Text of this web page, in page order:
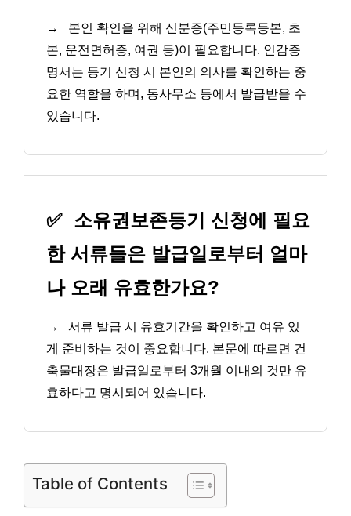
→
본인 확인을 위해 신분증(주민등록등본, 초
본, 운전면허증, 여권 등)이 필요합니다. 인감증
명서는 등기 신청 시 본인의 의사를 확인하는 중
요한 역할을 하며, 동사무소 등에서 발급받을 수
있습니다.
✅ 소유권보존등기 신청에 필요
한 서류들은 발급일로부터 얼마
나 오래 유효한가요?
→
서류 발급 시 유효기간을 확인하고 여유 있
게 준비하는 것이 중요합니다. 본문에 따르면 건
축물대장은 발급일로부터 3개월 이내의 것만 유
효하다고 명시되어 있습니다.
Table of Contents